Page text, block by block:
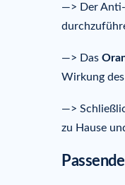
—> Der
—> Das
Wirkung
—>
zu Hause